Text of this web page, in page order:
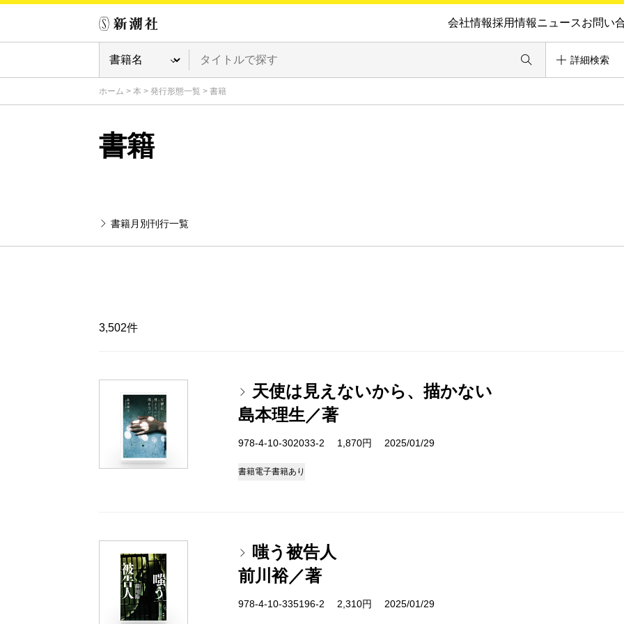
会社情報採用情報ニュースお問い
詳細検索
ホーム > 本 > 発行形態一覧 > 書籍
書籍
書籍月別刊行一覧
3,502件
天使は見えないから、描かない
島本理生／著
978-4-10-302033-2 1,870円 2025/01/29
書籍電子書籍あり
嗤う被告人
前川裕／著
978-4-10-335196-2 2,310円 2025/01/29